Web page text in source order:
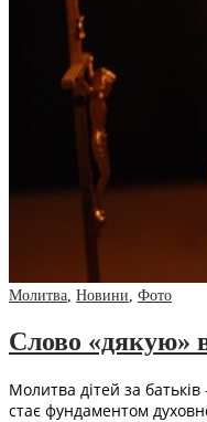
Молитва, Новини, Фото
Слово «дякую»
Молитва дітей за
стає фундаментом